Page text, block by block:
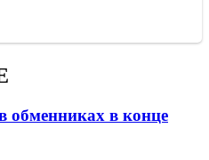
обменниках в конце